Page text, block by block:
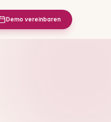
Demo vereinbaren